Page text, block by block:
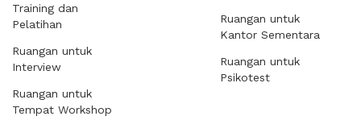
Training dan
Pelatihan
Ruangan untuk
Interview
Ruangan untuk
Tempat Workshop
Ruangan untuk
Kantor Sementara
Ruangan untuk
Psikotest